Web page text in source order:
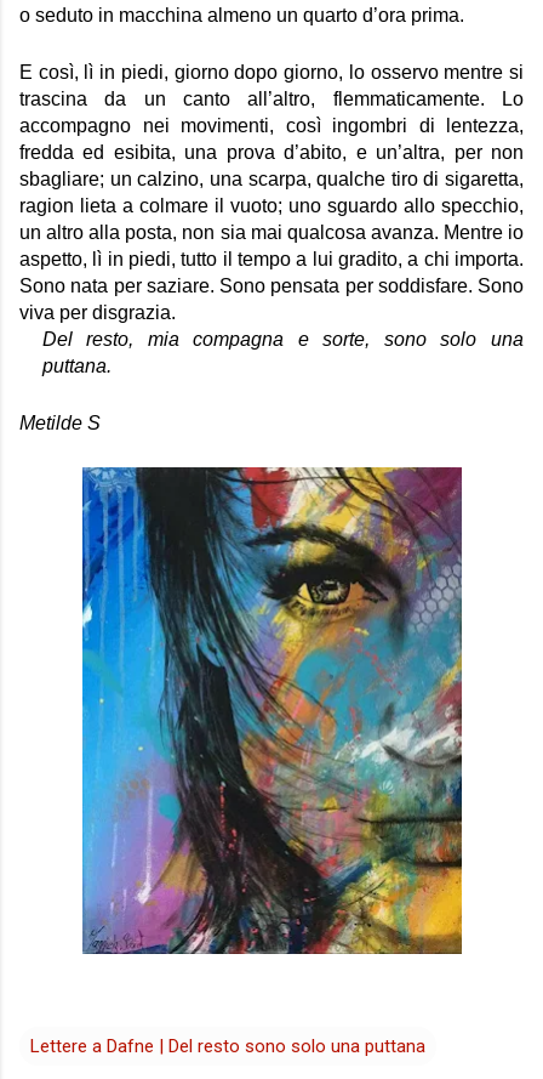
o seduto in macchina almeno un quarto d’ora prima.
E così, lì in piedi, giorno dopo giorno, lo osservo mentre si
trascina da un canto all’altro, flemmaticamente. Lo
accompagno nei movimenti, così ingombri di lentezza,
fredda ed esibita, una prova d’abito, e un’altra, per non
sbagliare; un calzino, una scarpa, qualche tiro di sigaretta,
ragion lieta a colmare il vuoto; uno sguardo allo specchio,
un altro alla posta, non sia mai qualcosa avanza. Mentre io
aspetto, lì in piedi, tutto il tempo a lui gradito, a chi importa.
Sono nata per saziare. Sono pensata per soddisfare. Sono
viva per disgrazia.
Del resto, mia compagna e sorte, sono solo una
puttana.
Metilde S
Lettere a Dafne | Del resto sono solo una puttana